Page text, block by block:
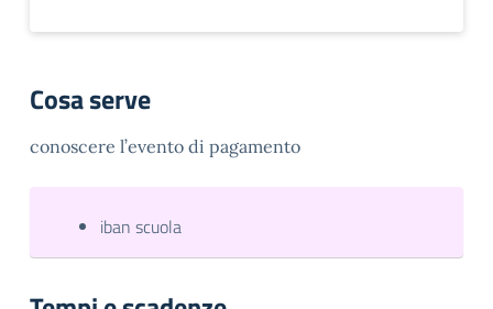
Cosa serve
conoscere l’evento di pagamento
iban scuola